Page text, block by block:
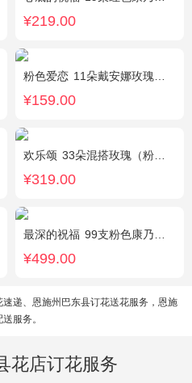
¥219.00
粉色爱恋 11朵戴安娜玫瑰，满天星、绿叶搭配
¥159.00
欢乐颂 33朵混搭玫瑰（粉玫瑰+香槟玫瑰），白色满天星环绕
¥319.00
最深的祝福 99支粉色康乃馨，搭配绿叶、黄莺。
¥499.00
递、恩施州巴东县订花送花服务，恩施
服务。
花店订花服务